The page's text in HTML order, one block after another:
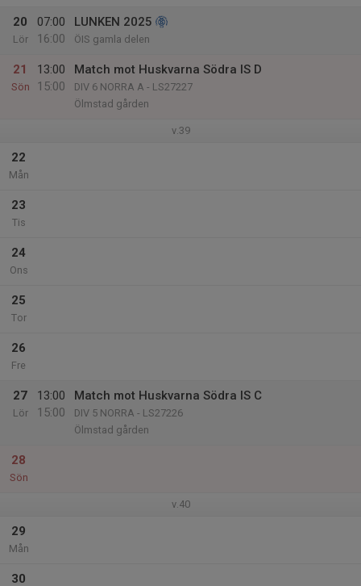
20
Lör
07:00
16:00
LUNKEN 2025
ÖIS gamla delen
21
Sön
13:00
15:00
Match mot Huskvarna Södra IS D
DIV 6 NORRA A - LS27227
Ölmstad gården
v.39
22
Mån
23
Tis
24
Ons
25
Tor
26
Fre
27
Lör
13:00
15:00
Match mot Huskvarna Södra IS C
DIV 5 NORRA - LS27226
Ölmstad gården
28
Sön
v.40
29
Mån
30